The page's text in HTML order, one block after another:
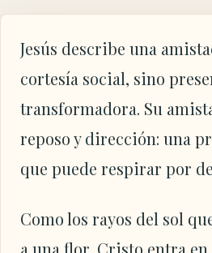
Jesús describe una
cortesía social, sino
transformadora. Su
reposo y dirección: una
que puede respirar por
Como los rayos del sol
a una flor, Cristo entra en